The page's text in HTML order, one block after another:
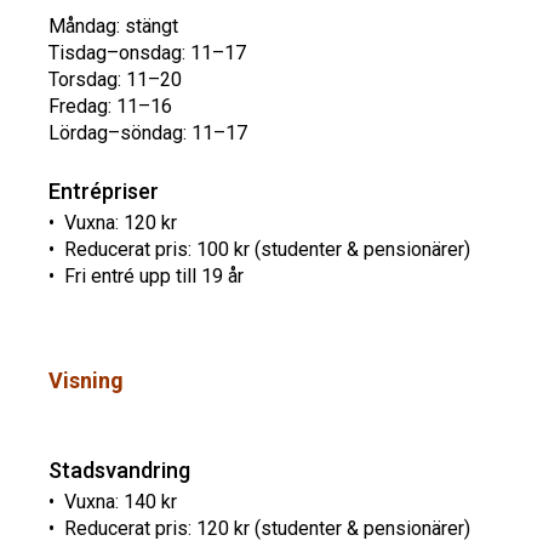
Måndag: stängt
Tisdag–onsdag: 11–17
Torsdag: 11–20
Fredag: 11–16
Lördag–söndag: 11–17
Entrépriser
• Vuxna: 120 kr
• Reducerat pris: 100 kr (studenter & pensionärer)
• Fri entré upp till 19 år
Visning
Stadsvandring
• Vuxna: 140 kr
• Reducerat pris: 120 kr (studenter & pensionärer)